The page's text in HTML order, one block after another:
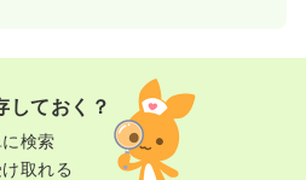
詳細を見る
月給30万円以上可
しておく？
検索
取れる